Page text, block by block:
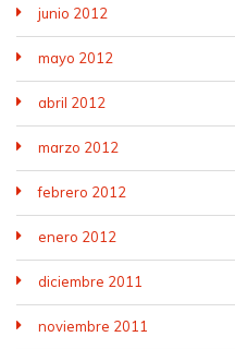
junio 2012
mayo 2012
abril 2012
marzo 2012
febrero 2012
enero 2012
diciembre 2011
noviembre 2011